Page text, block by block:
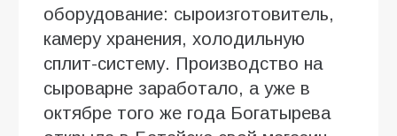
оборудование: сыроизготовитель,
камеру хранения, холодильную
сплит-систему. Производство на
сыроварне заработало, а уже в
октябре того же года Богатырева